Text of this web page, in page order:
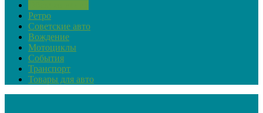
Ретро
Советские авто
Вождение
Мотоциклы
События
Транспорт
Товары для авто